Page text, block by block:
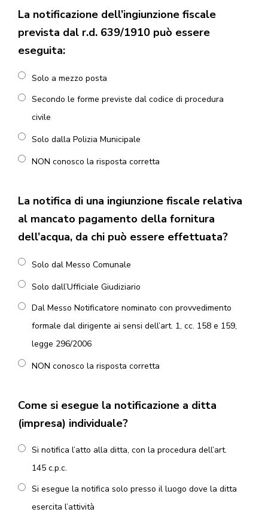
La notificazione dell’ingiunzione fiscale
prevista dal r.d. 639/1910 può essere
eseguita:
Solo a mezzo posta
Secondo le forme previste dal codice di procedura
civile
Solo dalla Polizia Municipale
NON conosco la risposta corretta
La notifica di una ingiunzione fiscale relativa
al mancato pagamento della fornitura
dell’acqua, da chi può essere effettuata?
Solo dal Messo Comunale
Solo dall’Ufficiale Giudiziario
Dal Messo Notificatore nominato con provvedimento
formale dal dirigente ai sensi dell’art. 1, cc. 158 e 159,
legge 296/2006
NON conosco la risposta corretta
Come si esegue la notificazione a ditta
(impresa) individuale?
Si notifica l’atto alla ditta, con la procedura dell’art.
145 c.p.c.
Si esegue la notifica solo presso il luogo dove la ditta
esercita l’attività